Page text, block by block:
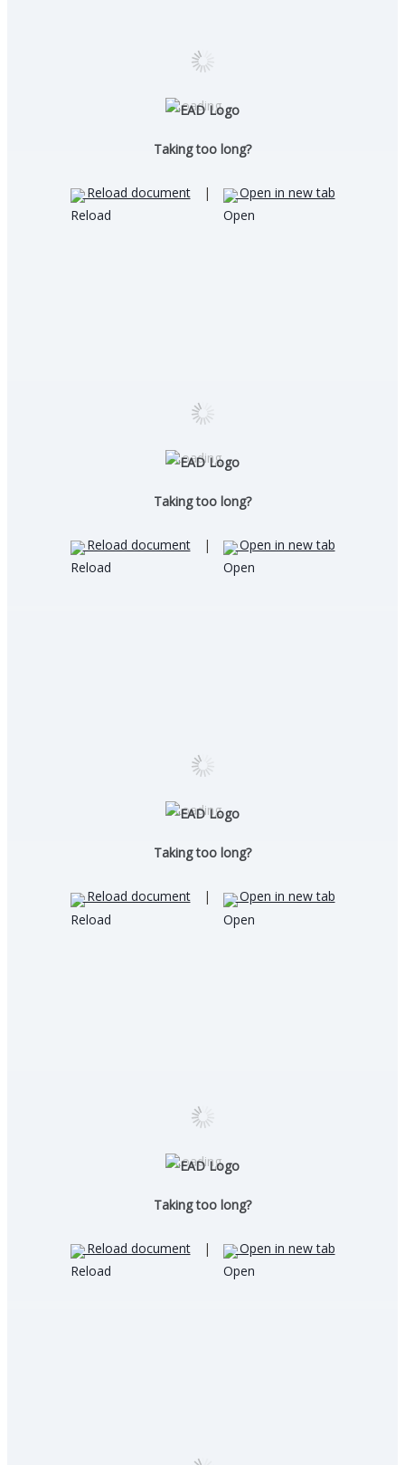
Loading…
Taking too long?
Reload document | Open in new tab
Loading…
Taking too long?
Reload document | Open in new tab
Loading…
Taking too long?
Reload document | Open in new tab
Loading…
Taking too long?
Reload document | Open in new tab